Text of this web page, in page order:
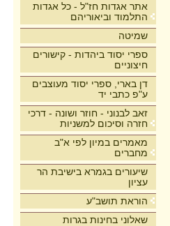
אתר אגדות חז"ל - כל אגדות
התלמוד וביאוריהם
שמיטה
ספרי יסוד ביהדות - קישורים
חיצוניים
דן בארי, ספרי יסוד מעוצבים
ע"פ כתבי יד
זאב לבנוני - חוזר ושונה - דרכי
חזרה וסיכום למשניות
מאמרים במיון לפי א"ב
מחברים
שיעורים בגמרא בישיבת הר
עציון
הוראת תושב"ע
שאלוני בחינות בגרות